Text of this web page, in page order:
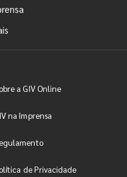
a GIV Online
na Imprensa
de Privacidade